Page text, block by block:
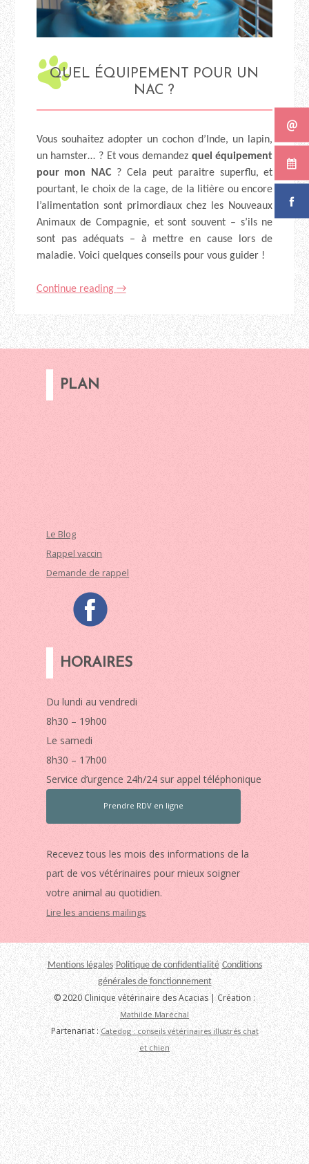
QUEL ÉQUIPEMENT POUR UN
NAC ?
Vous souhaitez adopter un cochon d’Inde, un lapin,
un hamster… ? Et vous demandez quel équipement
pour mon NAC ? Cela peut paraitre superflu, et
pourtant, le choix de la cage, de la litière ou encore
l’alimentation sont primordiaux chez les Nouveaux
Animaux de Compagnie, et sont souvent – s’ils ne
sont pas adéquats – à mettre en cause lors de
maladie. Voici quelques conseils pour vous guider !
Continue reading →
PLAN
Le Blog
Rappel vaccin
Demande de rappel
HORAIRES
Du lundi au vendredi
8h30 – 19h00
Le samedi
8h30 – 17h00
Service d’urgence 24h/24 sur appel téléphonique
Prendre RDV en ligne
Recevez tous les mois des informations de la
part de vos vétérinaires pour mieux soigner
votre animal au quotidien.
Lire les anciens mailings
Mentions légales Politique de confidentialité Conditions
générales de fonctionnement
© 2020 Clinique vétérinaire des Acacias | Création :
Mathilde Maréchal
Partenariat :Catedog : conseils vétérinaires illustrés chat
et chien